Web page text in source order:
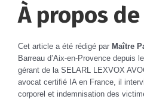
À propos
Cet article a été rédigé par Maître
Barreau d’Aix-en-Provence depuis
gérant de la SELARL LEXVOX
avocat certifié IA en France, il
corporel et indemnisation des